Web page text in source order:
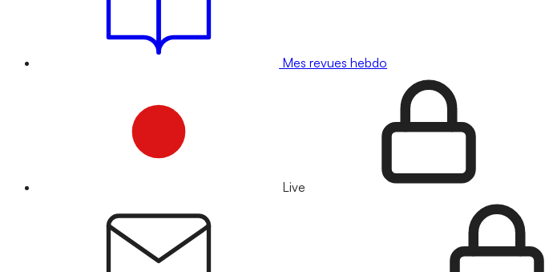
Mes revues hebdo
Live